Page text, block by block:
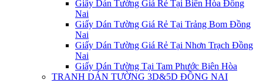
Giấy Dán Tường Giá Rẻ Tại Biên Hòa Đồng
Nai
Giấy Dán Tường Giá Rẻ Tại Trảng Bom Đồng
Nai
Giấy Dán Tường Giá Rẻ Tại Nhơn Trạch Đồng
Nai
Giấy Dán Tường Tại Tam Phước Biên Hòa
TRANH DÁN TƯỜNG 3D&5D ĐỒNG NAI